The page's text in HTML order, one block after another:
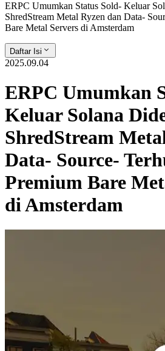
ERPC Umumkan Status Sold- Keluar
ShredStream Metal Ryzen dan Data-
Bare Metal Servers di Amsterdam
Daftar Isi
2025.09.04
ERPC Umumkan
Keluar Solana
ShredStream
Data- Source-
Premium Bare
di Amsterdam